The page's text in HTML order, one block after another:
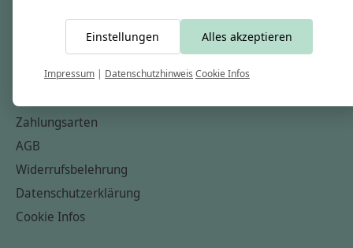
Informationen
Kontakt
Zahlungsarten
AGB
Widerrufsbelehrung
Datenschutzerklärung
Cookie Infos
Einstellungen Alles akzeptieren
Impressum | Datenschutzhinweis Cookie Infos